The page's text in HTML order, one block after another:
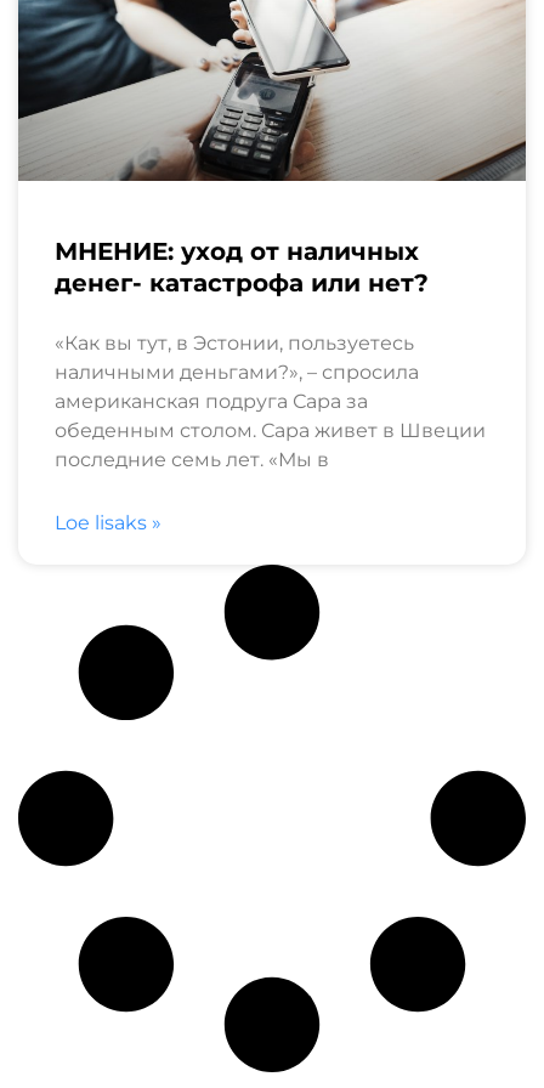
МНЕНИЕ: уход от наличных
денег- катастрофа или нет?
«Как вы тут, в Эстонии, пользуетесь
наличными деньгами?», – спросила
американская подруга Сара за
обеденным столом. Сара живет в Швеции
последние семь лет. «Мы в
Loe lisaks »